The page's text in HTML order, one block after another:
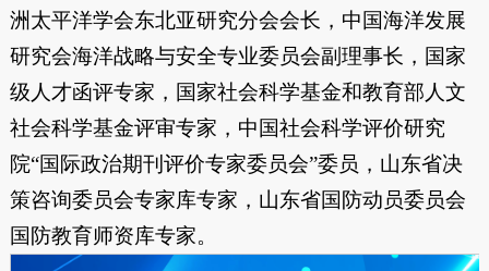
洲太平洋学会东北亚研究分会会长，中国海洋发展
研究会海洋战略与安全专业委员会副理事长，国家
级人才函评专家，国家社会科学基金和教育部人文
社会科学基金评审专家，中国社会科学评价研究
院“国际政治期刊评价专家委员会”委员，山东省决
策咨询委员会专家库专家，山东省国防动员委员会
国防教育师资库专家。